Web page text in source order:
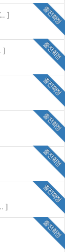
출전확정
]
출전확정
]
출전확정
출전확정
출전확정
출전확정
]
출전확정